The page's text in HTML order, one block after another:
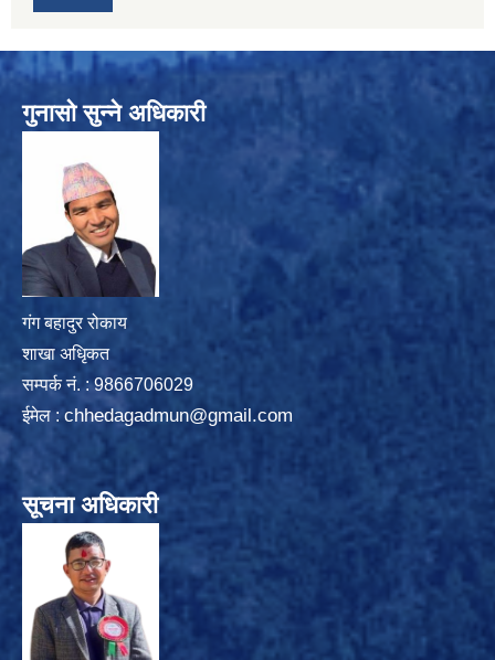
गुनासो सुन्ने अधिकारी
गंग बहादुर रोकाय
शाखा अधिृकत
सम्पर्क न‌ं. : 9866706029
ईमेल : chhedagadmun@gmail.com
सूचना अधिकारी